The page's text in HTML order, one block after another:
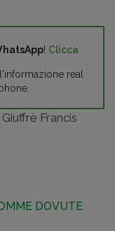
! Clicca
real
Francis
DOVUTE